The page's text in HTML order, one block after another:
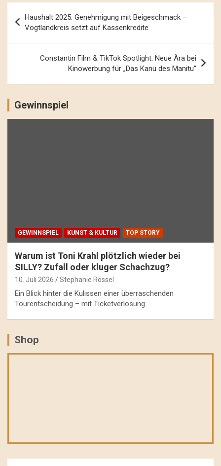
Navigation
Haushalt 2025: Genehmigung mit Beigeschmack –
Vogtlandkreis setzt auf Kassenkredite
Constantin Film & TikTok Spotlight: Neue Ära bei
Kinowerbung für „Das Kanu des Manitu“
Gewinnspiel
GEWINNSPIEL KUNST & KULTUR TOP STORY
Warum ist Toni Krahl plötzlich wieder bei
SILLY? Zufall oder kluger Schachzug?
10. Juli 2026 Stephanie Rössel
Ein Blick hinter die Kulissen einer überraschenden
Tourentscheidung – mit Ticketverlosung.
Shop